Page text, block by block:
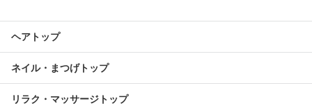
ヘアトップ
ネイル・まつげトップ
リラク・マッサージトップ